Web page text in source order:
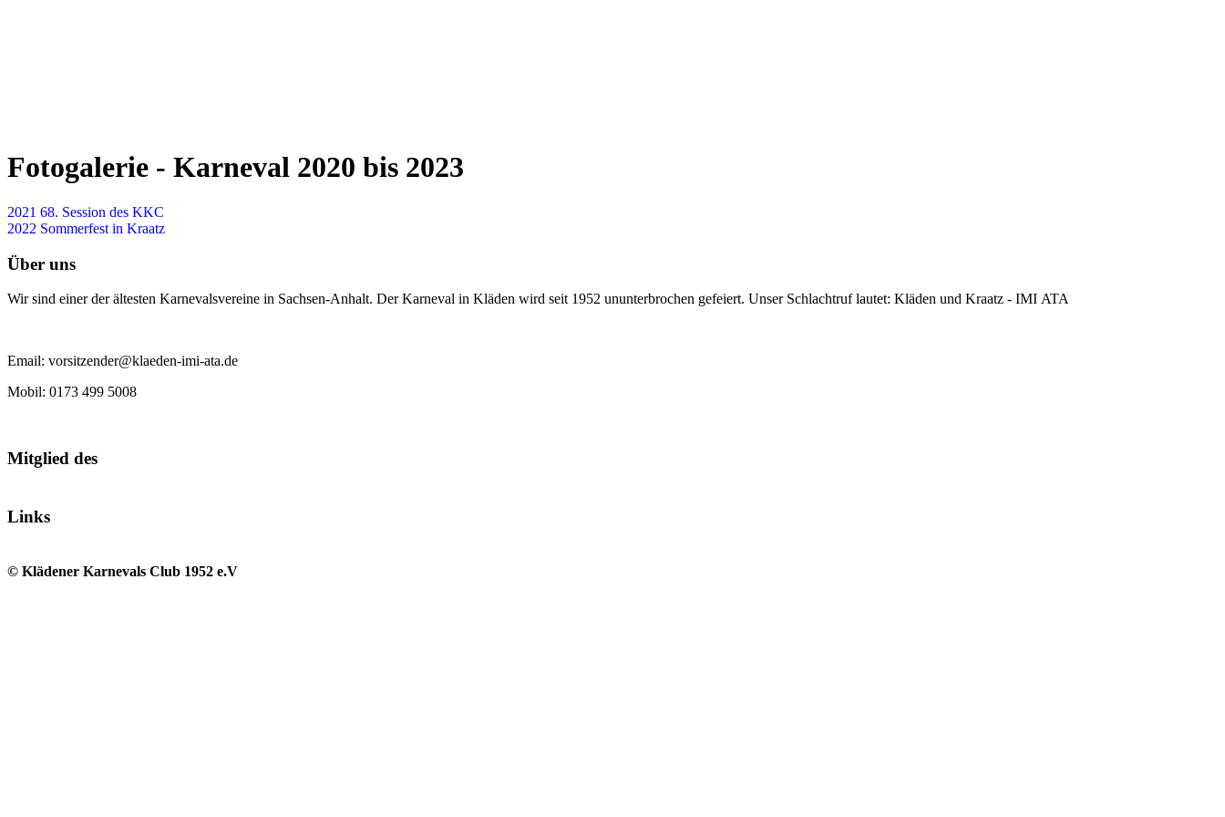
Fotogalerie - Karneval 2020 bis 2023
2021 68. Session des KKC
2022 Sommerfest in Kraatz
Über uns
Wir sind einer der ältesten Karnevalsvereine in Sachsen-Anhalt. Der Karneval in Kläden wird seit 1952 ununterbrochen gefeiert. Unser Schlachtruf lautet: Kläden und Kraatz - IMI ATA
Email: vorsitzender@klaeden-imi-ata.de
Mobil: 0173 499 5008
Mitglied des
Links
© Klädener Karnevals Club 1952 e.V